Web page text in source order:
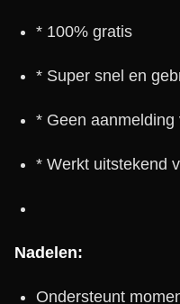
* 100% gratis
* Super snel en
* Geen aanmelding
* Werkt uitstekend
Nadelen:
Ondersteunt